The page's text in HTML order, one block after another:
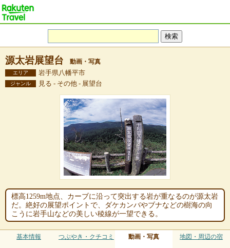
源太岩展望台 動画・写真
エリア 岩手県八幡平市
ジャンル 見る - その他 - 展望台
標高1259m地点、カーブに沿って突出する岩が重なるのが源太岩
だ。絶好の展望ポイントで、ダケカンバやブナなどの樹海の向
こうに岩手山などの美しい稜線が一望できる。
基本情報 つぶやき・クチコミ 動画・写真 地図・周辺の宿